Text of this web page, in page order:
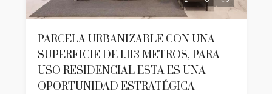
PARCELA URBANIZABLE CON UNA
SUPERFICIE DE 1.113 METROS, PARA
USO RESIDENCIAL ESTA ES UNA
OPORTUNIDAD ESTRATÉGICA